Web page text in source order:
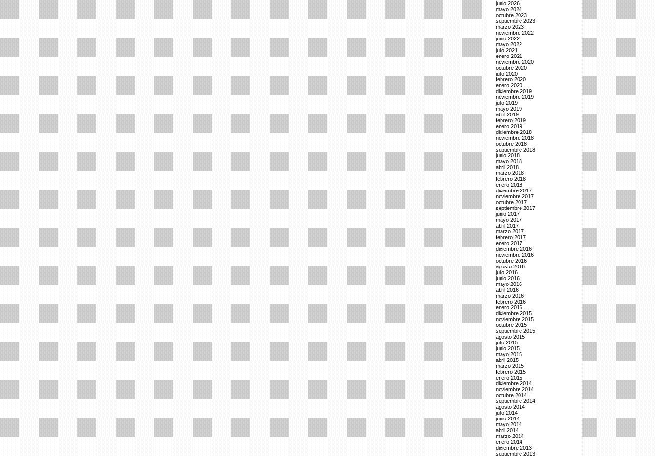
junio 2026
mayo 2024
octubre 2023
septiembre 2023
marzo 2023
noviembre 2022
junio 2022
mayo 2022
julio 2021
enero 2021
noviembre 2020
octubre 2020
julio 2020
febrero 2020
enero 2020
diciembre 2019
noviembre 2019
julio 2019
mayo 2019
abril 2019
febrero 2019
enero 2019
diciembre 2018
noviembre 2018
octubre 2018
septiembre 2018
junio 2018
mayo 2018
abril 2018
marzo 2018
febrero 2018
enero 2018
diciembre 2017
noviembre 2017
octubre 2017
septiembre 2017
junio 2017
mayo 2017
abril 2017
marzo 2017
febrero 2017
enero 2017
diciembre 2016
noviembre 2016
octubre 2016
agosto 2016
julio 2016
junio 2016
mayo 2016
abril 2016
marzo 2016
febrero 2016
enero 2016
diciembre 2015
noviembre 2015
octubre 2015
septiembre 2015
agosto 2015
julio 2015
junio 2015
mayo 2015
abril 2015
marzo 2015
febrero 2015
enero 2015
diciembre 2014
noviembre 2014
octubre 2014
septiembre 2014
agosto 2014
julio 2014
junio 2014
mayo 2014
abril 2014
marzo 2014
enero 2014
diciembre 2013
septiembre 2013